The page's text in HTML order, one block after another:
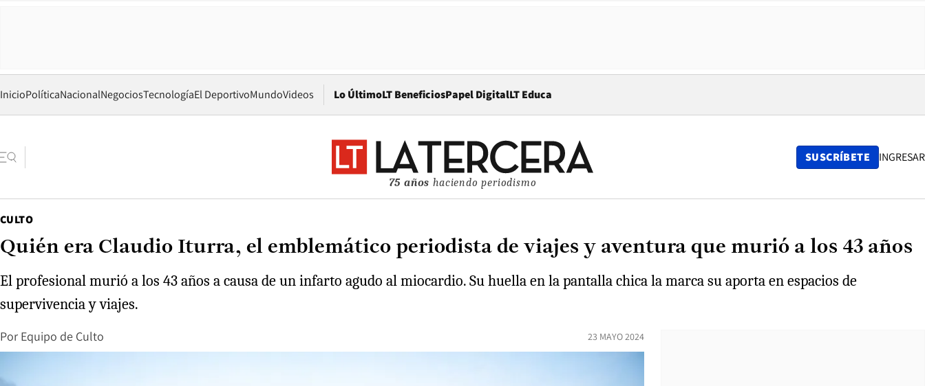
InicioPolíticaNacionalNegociosTecnologíaEl DeportivoMundoVideos Lo ÚltimoLT BeneficiosPapel DigitalOpens in new window
LT Educa
75 años haciendo periodismo
SUSCRÍBETE INGRESAR
CULTO
Quién era Claudio Iturra, el emblemático periodista de viajes y aventura que murió a los 43 años
El profesional murió a los 43 años a causa de un infarto agudo al miocardio. Su huella en la pantalla chica la marca su aporta en espacios de
supervivencia y viajes.
Por Equipo de Culto 23 MAYO 2024